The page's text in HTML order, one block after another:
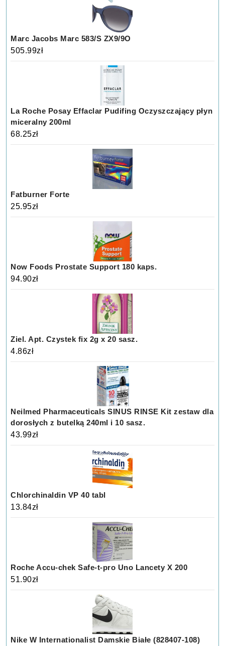
Marc Jacobs Marc 583/S ZX9/9O
505.99zł
La Roche Posay Effaclar Pudifing Oczyszczający płyn
miceralny 200ml
68.25zł
Fatburner Forte
25.95zł
Now Foods Prostate Support 180 kaps.
94.90zł
Ziel. Apt. Czystek fix 2g x 20 sasz.
4.86zł
Neilmed Pharmaceuticals SINUS RINSE Kit zestaw dla
dorosłych z butelką 240ml i 10 sasz.
43.99zł
Chlorchinaldin VP 40 tabl
13.84zł
Roche Accu-chek Safe-t-pro Uno Lancety X 200
51.90zł
Nike W Internationalist Damskie Białe (828407-108)